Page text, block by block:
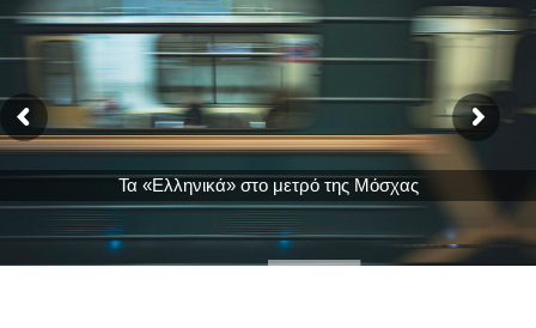
Τα «Ελληνικά» στο μετρό της Μόσχας